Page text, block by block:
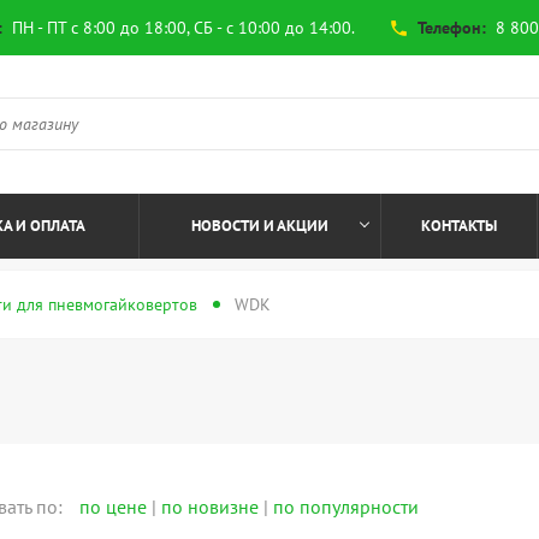
ПН - ПТ с 8:00 до 18:00, СБ - с 10:00 до 14:00. phone Телефон: 8
И ОПЛАТА НОВОСТИ И АКЦИИ КОНТАКТЫ
для пневмогайковертов WDK
по: по цене | по новизне | по популярности